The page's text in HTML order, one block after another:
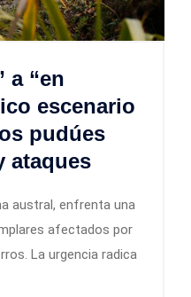
a “en
escenario
pudúes
ataques
austral, enfrenta una
afectados por
La urgencia radica